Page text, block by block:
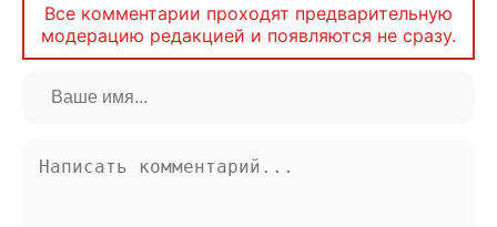
Все комментарии проходят предварительную
модерацию редакцией и появляются не сразу.